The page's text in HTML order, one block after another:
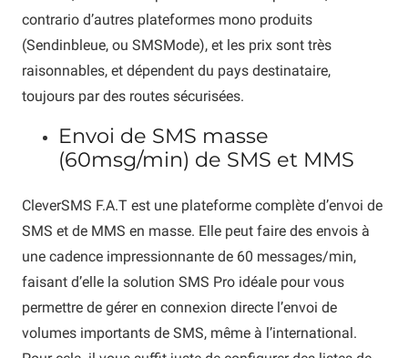
contrario d’autres plateformes mono produits
(Sendinbleue, ou SMSMode), et les prix sont très
raisonnables, et dépendent du pays destinataire,
toujours par des routes sécurisées.
Envoi de SMS masse
(60msg/min) de SMS et MMS
CleverSMS F.A.T est une plateforme complète d’envoi de
SMS et de MMS en masse. Elle peut faire des envois à
une cadence impressionnante de 60 messages/min,
faisant d’elle la solution SMS Pro idéale pour vous
permettre de gérer en connexion directe l’envoi de
volumes importants de SMS, même à l’international.